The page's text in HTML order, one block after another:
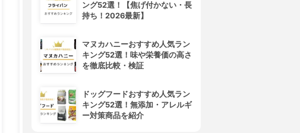
関孫六(セキノマゴロク)
関孫六 銀寿ST和包丁 出刃
関孫六(セキノマゴロク)
ング52選！【焦げ付かない・長
持ち！2026最新】
マヌカハニーおすすめ人気ラン
キング52選！味や栄養価の高さ
を徹底比較・検証
ドッグフードおすすめ人気ラン
キング52選！無添加・アレルギ
ー対策商品を紹介